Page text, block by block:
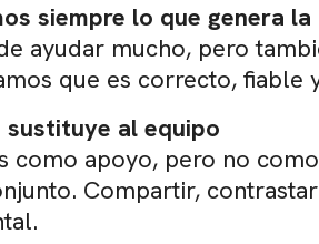
siempre lo que genera la
ayudar mucho, pero
que es correcto, fiable
sustituye al equipo
como apoyo, pero no
Compartir,